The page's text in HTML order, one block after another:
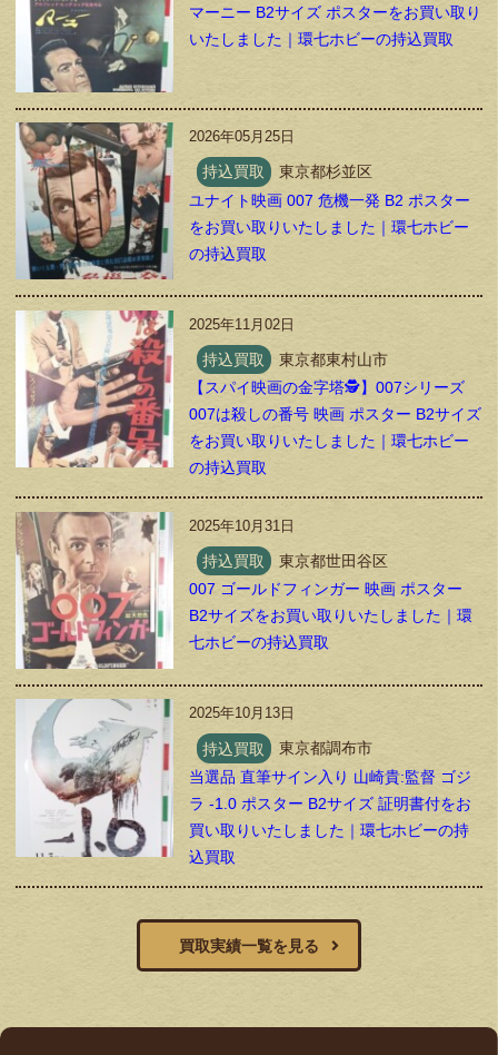
マーニー B2サイズ ポスターをお買い取り
いたしました｜環七ホビーの持込買取
2026年05月25日
持込買取
東京都杉並区
ユナイト映画 007 危機一発 B2 ポスター
をお買い取りいたしました｜環七ホビー
の持込買取
2025年11月02日
持込買取
東京都東村山市
【スパイ映画の金字塔🕵️】007シリーズ
007は殺しの番号 映画 ポスター B2サイズ
をお買い取りいたしました｜環七ホビー
の持込買取
2025年10月31日
持込買取
東京都世田谷区
007 ゴールドフィンガー 映画 ポスター
B2サイズをお買い取りいたしました｜環
七ホビーの持込買取
2025年10月13日
持込買取
東京都調布市
当選品 直筆サイン入り 山崎貴:監督 ゴジ
ラ -1.0 ポスター B2サイズ 証明書付をお
買い取りいたしました｜環七ホビーの持
込買取
買取実績一覧を見る